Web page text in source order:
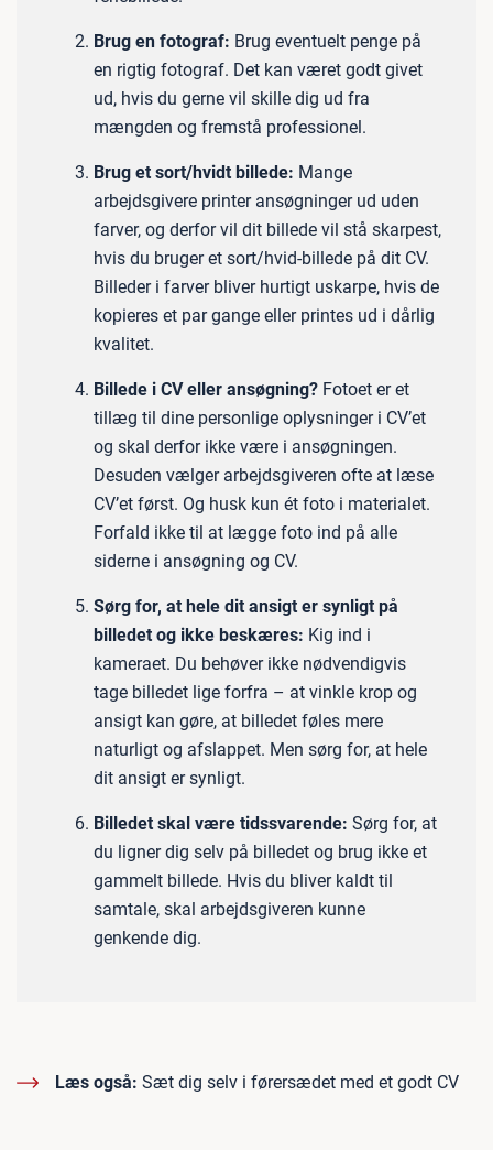
Brug en fotograf: Brug eventuelt penge på
en rigtig fotograf. Det kan været godt givet
ud, hvis du gerne vil skille dig ud fra
mængden og fremstå professionel.
Brug et sort/hvidt billede: Mange
arbejdsgivere printer ansøgninger ud uden
farver, og derfor vil dit billede vil stå skarpest,
hvis du bruger et sort/hvid-billede på dit CV.
Billeder i farver bliver hurtigt uskarpe, hvis de
kopieres et par gange eller printes ud i dårlig
kvalitet.
Billede i CV eller ansøgning? Fotoet er et
tillæg til dine personlige oplysninger i CV’et
og skal derfor ikke være i ansøgningen.
Desuden vælger arbejdsgiveren ofte at læse
CV’et først. Og husk kun ét foto i materialet.
Forfald ikke til at lægge foto ind på alle
siderne i ansøgning og CV.
Sørg for, at hele dit ansigt er synligt på
billedet og ikke beskæres: Kig ind i
kameraet. Du behøver ikke nødvendigvis
tage billedet lige forfra – at vinkle krop og
ansigt kan gøre, at billedet føles mere
naturligt og afslappet. Men sørg for, at hele
dit ansigt er synligt.
Billedet skal være tidssvarende: Sørg for, at
du ligner dig selv på billedet og brug ikke et
gammelt billede. Hvis du bliver kaldt til
samtale, skal arbejdsgiveren kunne
genkende dig.
Læs også: Sæt dig selv i førersædet med et godt CV